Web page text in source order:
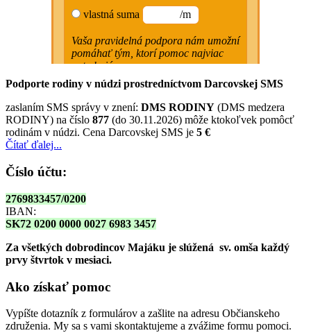
Podporte rodiny v núdzi prostredníctvom Darcovskej SMS
zaslaním SMS správy v znení: DMS RODINY (DMS medzera
RODINY) na číslo 877 (do 30.11.2026) môže ktokoľvek pomôcť
rodinám v núdzi. Cena Darcovskej SMS je 5 €
Čítať ďalej...
Číslo účtu:
2769833457/0200
IBAN:
SK72 0200 0000 0027 6983 3457
Za všetkých dobrodincov Majáku je slúžená sv. omša každý
prvy štvrtok v mesiaci.
Ako získať pomoc
Vypíšte dotazník z formulárov a zašlite na adresu Občianskeho
združenia. My sa s vami skontaktujeme a zvážime formu pomoci.